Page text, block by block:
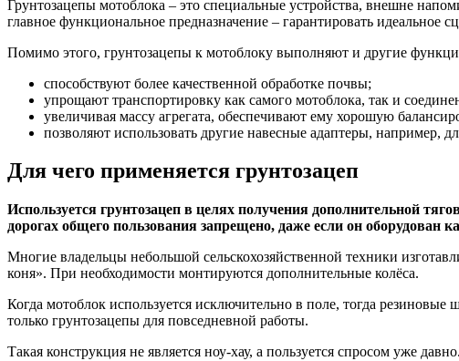
Грунтозацепы мотоблока – это специальные устройства, внешне
главное функциональное предназначение – гарантировать
Помимо этого, грунтозацепы к мотоблоку выполняют и другие
способствуют более качественной обработке почвы;
упрощают транспортировку как самого мотоблока, так и
увеличивая массу агрегата, обеспечивают ему хорошую
позволяют использовать другие навесные адаптеры, например,
Для чего применяется грунтозацеп
Используется грунтозацеп в целях получения дополнительной
дорогах общего пользования запрещено, даже если он оборудован
Многие владельцы небольшой сельскохозяйственной техники
коня». При необходимости монтируются дополнительные колёса.
Когда мотоблок используется исключительно в поле, тогда
только грунтозацепы для повседневной работы.
Такая конструкция не является ноу-хау, а пользуется спросом уже